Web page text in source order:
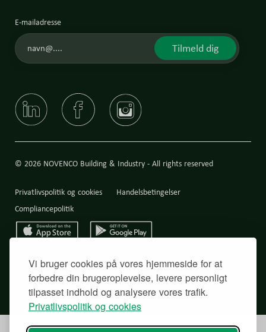
Vi bruger cookies på vores hjemmeside for at
forbedre din brugeroplevelse, levere personligt
tilpasset indhold og analysere vores trafik.
Privatlivspolitik og cookies
E-mailadresse
Tilmeld dig
© 2026 NOVENCO Building & Industry - All rights reserved
Privatlivspolitik og cookies
Handelsbetingelser
Compliancepolitik
Back to top